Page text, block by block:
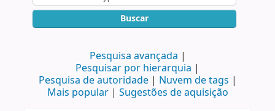
Buscar
Pesquisa avançada
Pesquisar por hierarquia
Pesquisa de autoridade
Nuvem de tags
Mais popular
Sugestões de aquisição